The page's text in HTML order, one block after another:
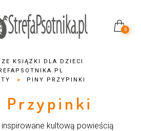
0
KSIĄŻKI DLA DZIECI
> PINY PRZYPINKI
Przypinki
kultową powieścią